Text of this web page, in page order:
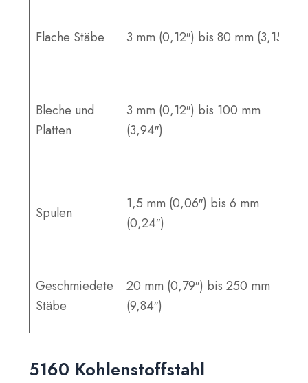
Flache Stäbe 3 mm (0,12″) bis 80 mm (3,15″)
Bleche und
Platten
3 mm (0,12″) bis 100 mm
(3,94″)
Spulen
1,5 mm (0,06″) bis 6 mm
(0,24″)
Geschmiedete
Stäbe
20 mm (0,79″) bis 250 mm
(9,84″)
5160 Kohlenstoffstahl